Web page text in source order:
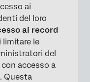
ai
del loro
ai record
limitare le
del
accesso a
Questa